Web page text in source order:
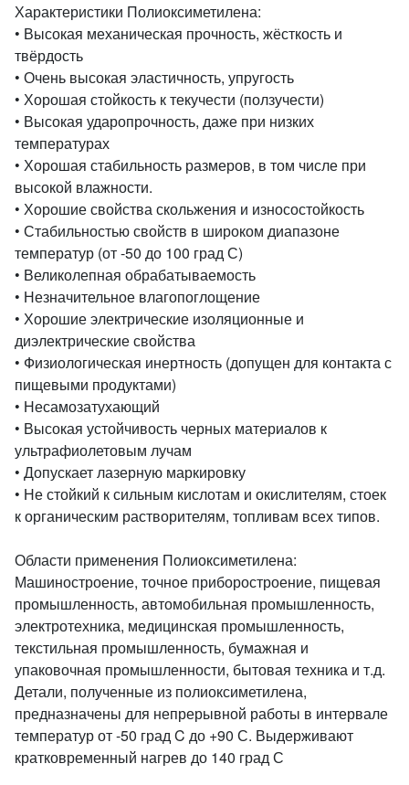
Характеристики Полиоксиметилена:
• Высокая механическая прочность, жёсткость и
твёрдость
• Очень высокая эластичность, упругость
• Хорошая стойкость к текучести (ползучести)
• Высокая ударопрочность, даже при низких
температурах
• Хорошая стабильность размеров, в том числе при
высокой влажности.
• Хорошие свойства скольжения и износостойкость
• Стабильностью свойств в широком диапазоне
температур (от -50 до 100 град С)
• Великолепная обрабатываемость
• Незначительное влагопоглощение
• Хорошие электрические изоляционные и
диэлектрические свойства
• Физиологическая инертность (допущен для контакта с
пищевыми продуктами)
• Несамозатухающий
• Высокая устойчивость черных материалов к
ультрафиолетовым лучам
• Допускает лазерную маркировку
• Не стойкий к сильным кислотам и окислителям, стоек
к органическим растворителям, топливам всех типов.
Области применения Полиоксиметилена:
Машиностроение, точное приборостроение, пищевая
промышленность, автомобильная промышленность,
электротехника, медицинская промышленность,
текстильная промышленность, бумажная и
упаковочная промышленности, бытовая техника и т.д.
Детали, полученные из полиоксиметилена,
предназначены для непрерывной работы в интервале
температур от -50 град C до +90 С. Выдерживают
кратковременный нагрев до 140 град С